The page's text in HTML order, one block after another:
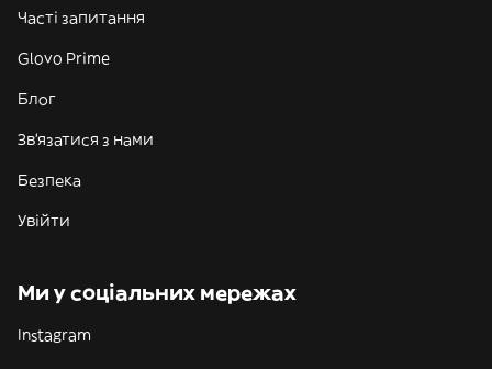
Часті запитання
Glovo Prime
Блог
Зв'язатися з нами
Безпека
Увійти
Ми у соціальних мережах
Instagram